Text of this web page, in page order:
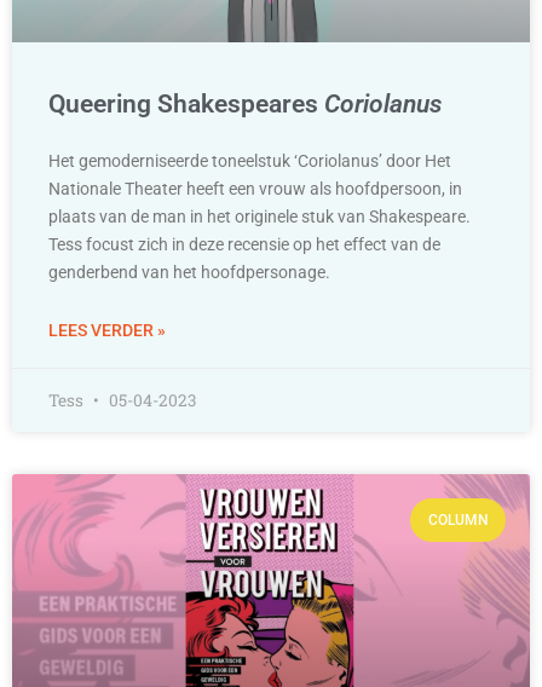
Queering Shakespeares Coriolanus
Het gemoderniseerde toneelstuk ‘Coriolanus’ door Het
Nationale Theater heeft een vrouw als hoofdpersoon, in
plaats van de man in het originele stuk van Shakespeare.
Tess focust zich in deze recensie op het effect van de
genderbend van het hoofdpersonage.
LEES VERDER »
Tess 05-04-2023
COLUMN